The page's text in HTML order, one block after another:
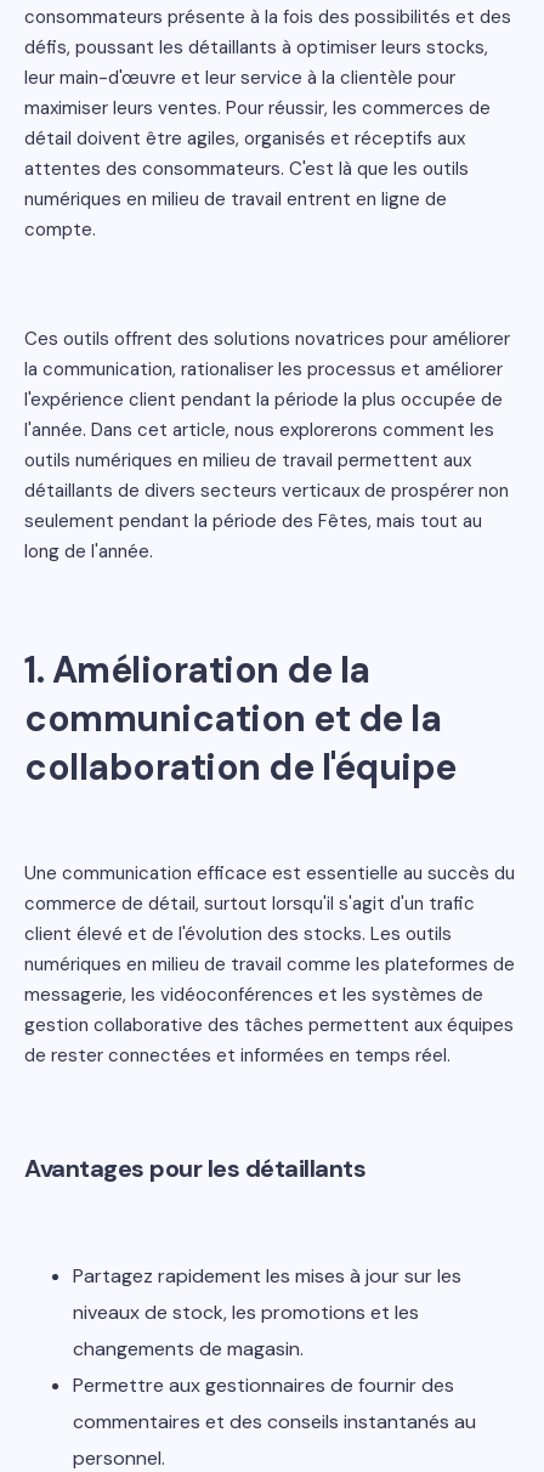
consommateurs présente à la fois des possibilités et des
défis, poussant les détaillants à optimiser leurs stocks,
leur main-d'œuvre et leur service à la clientèle pour
maximiser leurs ventes. Pour réussir, les commerces de
détail doivent être agiles, organisés et réceptifs aux
attentes des consommateurs. C'est là que les outils
numériques en milieu de travail entrent en ligne de
compte.
Ces outils offrent des solutions novatrices pour améliorer
la communication, rationaliser les processus et améliorer
l'expérience client pendant la période la plus occupée de
l'année. Dans cet article, nous explorerons comment les
outils numériques en milieu de travail permettent aux
détaillants de divers secteurs verticaux de prospérer non
seulement pendant la période des Fêtes, mais tout au
long de l'année.
1.Amélioration de la
communication et de la
collaboration de l'équipe
Une communication efficace est essentielle au succès du
commerce de détail, surtout lorsqu'il s'agit d'un trafic
client élevé et de l'évolution des stocks. Les outils
numériques en milieu de travail comme les plateformes de
messagerie, les vidéoconférences et les systèmes de
gestion collaborative des tâches permettent aux équipes
de rester connectées et informées en temps réel.
Avantages pour les détaillants
Partagez rapidement les mises à jour sur les
niveaux de stock, les promotions et les
changements de magasin.
Permettre aux gestionnaires de fournir des
commentaires et des conseils instantanés au
personnel.